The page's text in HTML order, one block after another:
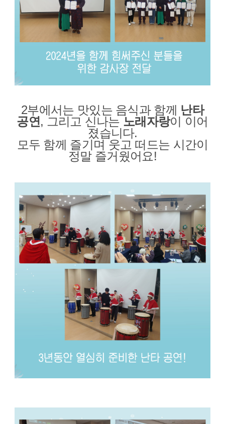
2부에서는 맛있는 음식과 함께 난타
공연, 그리고 신나는 노래자랑이 이어
졌습니다.
모두 함께 즐기며 웃고 떠드는 시간이
정말 즐거웠어요!